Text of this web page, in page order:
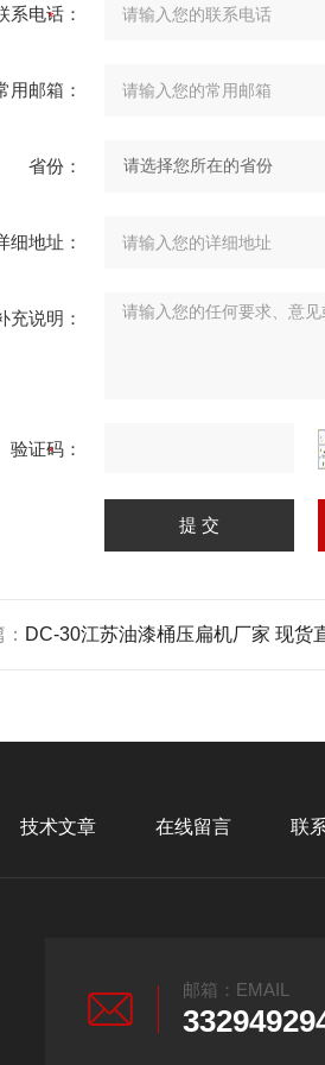
系电话：
用邮箱：
省份：
细地址：
充说明：
验证码：
DC-30江苏油漆桶压扁机厂家 现货
技术文章 在线留言 联
邮箱：EMAIL